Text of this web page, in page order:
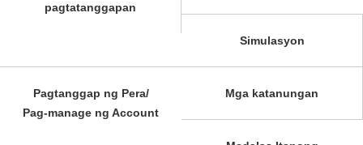
pagtatanggapan
Simulasyon
Pagtanggap ng Pera/
Pag-manage ng Account
Mga katanungan